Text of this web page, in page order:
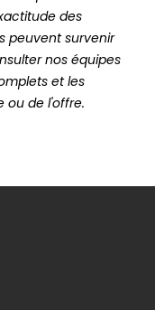
des
peuvent survenir
nos équipes
et les
ou de l'offre.